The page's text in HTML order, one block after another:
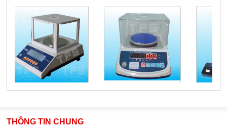
THÔNG TIN CHUNG